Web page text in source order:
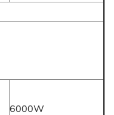
6000W